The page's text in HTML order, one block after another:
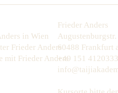
in Wien
Frieder Anders
mit Frieder Anders
Frieder Anders
60488 Frankfurt
+49 151